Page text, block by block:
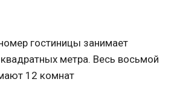
гостиницы занимает
метра. Весь восьмой
12 комнат